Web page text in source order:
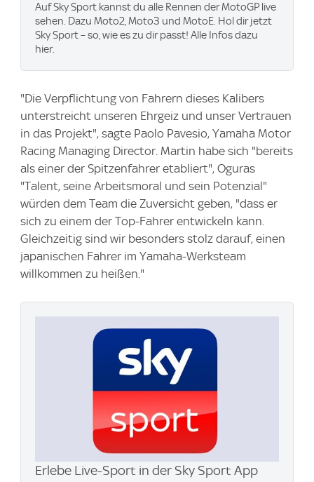
Auf Sky Sport kannst du alle Rennen der MotoGP live
sehen. Dazu Moto2, Moto3 und MotoE. Hol dir jetzt
Sky Sport – so, wie es zu dir passt! Alle Infos dazu
hier.
"Die Verpflichtung von Fahrern dieses Kalibers
unterstreicht unseren Ehrgeiz und unser Vertrauen
in das Projekt", sagte Paolo Pavesio, Yamaha Motor
Racing Managing Director. Martin habe sich "bereits
als einer der Spitzenfahrer etabliert", Oguras
"Talent, seine Arbeitsmoral und sein Potenzial"
würden dem Team die Zuversicht geben, "dass er
sich zu einem der Top-Fahrer entwickeln kann.
Gleichzeitig sind wir besonders stolz darauf, einen
japanischen Fahrer im Yamaha-Werksteam
willkommen zu heißen."
Erlebe Live-Sport in der Sky Sport App